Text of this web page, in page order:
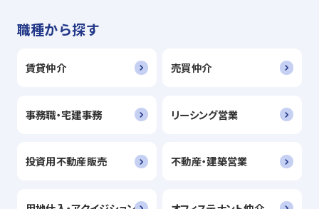
職種から探す
賃貸仲介 売買仲介
事務職・宅建事務 リーシング営業
投資用不動産販売 不動産・建築営業